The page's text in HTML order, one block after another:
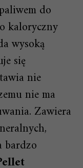
do
kaloryczny
wysoką
się
nie
nie ma
Zawiera
bardzo